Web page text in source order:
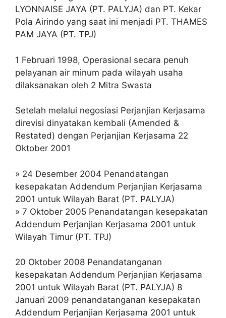
LYONNAISE JAYA (PT. PALYJA) dan PT. Kekar
Pola Airindo yang saat ini menjadi PT. THAMES
PAM JAYA (PT. TPJ)
1 Februari 1998, Operasional secara penuh
pelayanan air minum pada wilayah usaha
dilaksanakan oleh 2 Mitra Swasta
Setelah melalui negosiasi Perjanjian Kerjasama
direvisi dinyatakan kembali (Amended &
Restated) dengan Perjanjian Kerjasama 22
Oktober 2001
» 24 Desember 2004 Penandatangan
kesepakatan Addendum Perjanjian Kerjasama
2001 untuk Wilayah Barat (PT. PALYJA)
» 7 Oktober 2005 Penandatangan kesepakatan
Addendum Perjanjian Kerjasama 2001 untuk
Wilayah Timur (PT. TPJ)
20 Oktober 2008 Penandatanganan
kesepakatan Addendum Perjanjian Kerjasama
2001 untuk Wilayah Barat (PT. PALYJA) 8
Januari 2009 penandatanganan kesepakatan
Addendum Perjanjian Kerjasama 2001 untuk